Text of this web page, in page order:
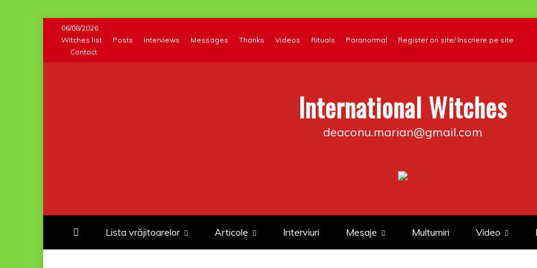
content
06/08/2026
Witches list
Posts Interviews Messages Thanks Videos Rituals Paranormal
Register on site/ înscriere pe site
Contact
International Witches
deaconu.marian@gmail.com
Lista vrăjitoarelor Articole Interviuri Mesaje Multumiri Video